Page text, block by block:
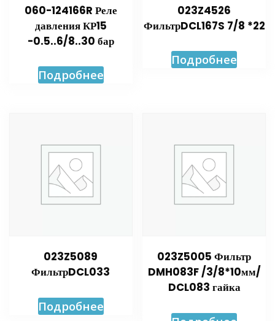
060-124166R Реле
давления КР15
-0.5..6/8..30 бар
Подробнее
023Z4526
ФильтрDCL167S 7/8 *22
Подробнее
023Z5089
ФильтрDCL033
Подробнее
023Z5005 Фильтр
DMH083F /3/8*10мм/
DCL083 гайка